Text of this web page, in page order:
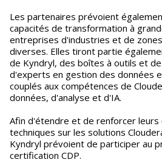
Les partenaires prévoient
capacités de transformation à
entreprises d'industries et de
diverses. Elles tiront partie
de Kyndryl, des boîtes à outils et
d'experts en gestion des données
couplés aux compétences de
données, d'analyse et d'IA.
Afin d'étendre et de renforcer leurs
techniques sur les solutions
Kyndryl prévoient de participer au
certification CDP.